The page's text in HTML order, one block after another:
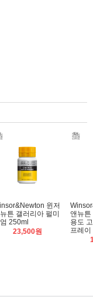
윈저
튼 갤러리아 펄미
250ml
23,500원
앤뉴튼
용도
프레